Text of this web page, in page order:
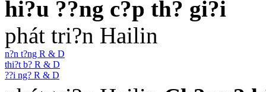
hi?u ??ng c?p th? gi?i
phát tri?n Hailin
n?n t?ng R & D
thi?t b? R & D
??i ng? R & D